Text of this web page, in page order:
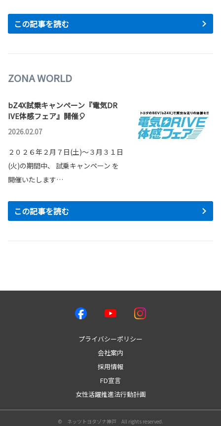
この記事を読む
ZONA WORLD
bZ4X試乗キャンペーン『電気DR
IVE体感フェア』開催🎈
2026.02.07
２０２６年２月７日(土)～３月３１日
(火)の期間中、 試乗キャンペーン を
開催いたします…
この記事を読む
プライバシーポリシー
会社案内
採用情報
FD宣言
女性活躍推進法行動計画
© ネッツトヨタゾナ神戸 All rights reserved.